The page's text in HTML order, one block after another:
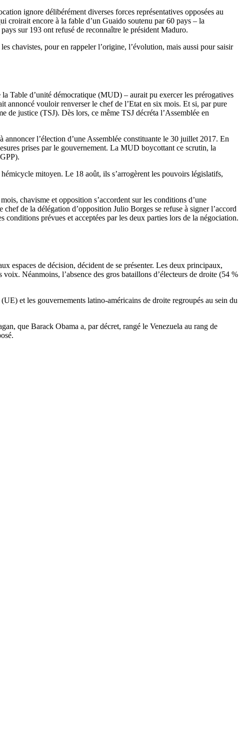
ignore délibérément diverses forces représentatives opposées au
croirait encore à la fable d’un Guaido soutenu par 60 pays – la
sur 193 ont refusé de reconnaître le président Maduro.
chavistes, pour en rappeler l’origine, l’évolution, mais aussi pour saisir
Table d’unité démocratique (MUD) – aurait pu exercer les prérogatives
annoncé vouloir renverser le chef de l’Etat en six mois. Et si, par pure
de justice (TSJ). Dès lors, ce même TSJ décréta l’Assemblée en
l’élection d’une Assemblée constituante le 30 juillet 2017. En
prises par le gouvernement. La MUD boycottant ce scrutin, la
mitoyen. Le 18 août, ils s’arrogèrent les pouvoirs législatifs,
chavisme et opposition s’accordent sur les conditions d’une
de la délégation d’opposition Julio Borges se refuse à signer l’accord
prévues et acceptées par les deux parties lors de la négociation.
espaces de décision, décident de se présenter. Les deux principaux,
Néanmoins, l’absence des gros bataillons d’électeurs de droite (54 %
et les gouvernements latino-américains de droite regroupés au sein du
que Barack Obama a, par décret, rangé le Venezuela au rang de